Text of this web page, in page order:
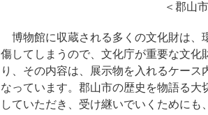
＜郡山
博物館に収蔵される多くの文化財は、
傷してしまうので、文化庁が重要な文
り、その内容は、展示物を入れるケー
なっています。郡山市の歴史を物語る
していただき、受け継いでいくためにも